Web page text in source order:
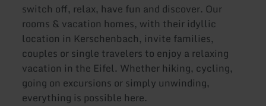
switch off, relax, have fun and discover. Our
rooms & vacation homes, with their idyllic
location in Kerschenbach, invite families,
couples or single travelers to enjoy a relaxing
vacation in the Eifel. Whether hiking, cycling,
going on excursions or simply unwinding,
everything is possible here.